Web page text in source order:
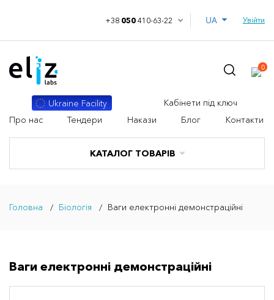
+38 050410-63-22 Увійти
КАТАЛОГ ТОВАРІВ
Ukraine Facility
Кабінети під ключ
Про нас
Тендери Накази Блог Контакти
0
Головна Біологія Ваги електронні демонстраційні
Ваги електронні демонстраційні